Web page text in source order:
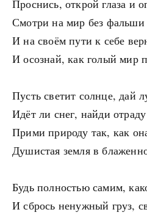
Проснись, открой глаза и
Смотри на мир без фальши
И на своём пути к себе
И осознай, как голый мир
Пусть светит солнце, дай
Идёт ли снег, найди
Прими природу так, как
Душистая земля в
Будь полностью самим,
И сбрось ненужный груз,